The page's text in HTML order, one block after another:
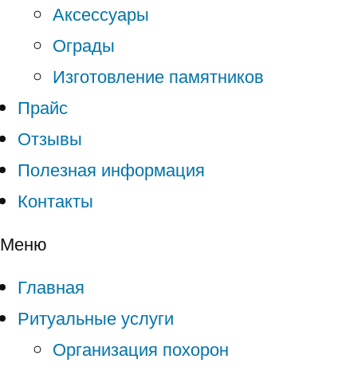
Аксессуары
Ограды
Изготовление памятников
Прайс
Отзывы
Полезная информация
Контакты
Меню
Главная
Ритуальные услуги
Организация похорон